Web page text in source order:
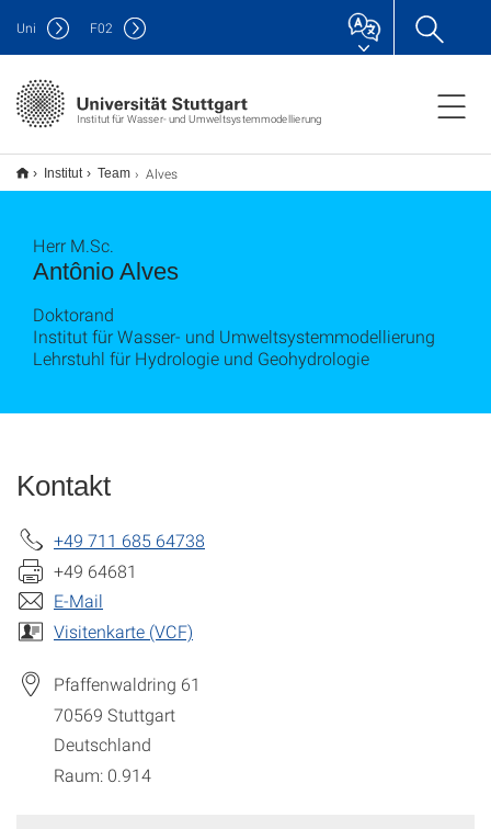
Institut für Wasser- und Umweltsystemmodellierung
Uni F02
Institut Team Alves
Antônio Alves
Herr M.Sc.
Doktorand
Institut für Wasser- und Umweltsystemmodellierung
Lehrstuhl für Hydrologie und Geohydrologie
Kontakt
+49 711 685 64738
+49 64681
E-Mail
Visitenkarte (VCF)
Pfaffenwaldring 61
70569 Stuttgart
Deutschland
Raum: 0.914